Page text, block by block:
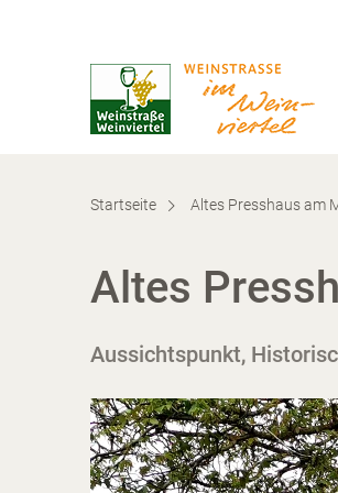
Startseite Altes Presshaus am
Altes
Aussichtspunkt,